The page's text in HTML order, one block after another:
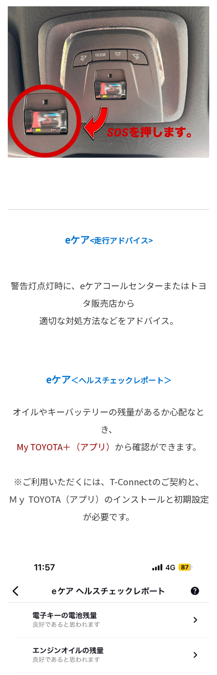
eケア<走行アドバイス>
警告灯点灯時に、eケアコールセンターまたはトヨ
タ販売店から
適切な対処方法などをアドバイス。
eケア＜ヘルスチェックレポート＞
オイルやキーバッテリーの残量があるか心配なと
き、
My TOYOTA＋（アプリ） から確認ができます。
※ご利用いただくには、T-Connectのご契約と、
Ｍｙ TOYOTA（アプリ）のインストールと初期設定
が必要です。